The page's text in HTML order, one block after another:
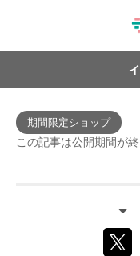
期間限定ショップ
この記事は公開期間が終